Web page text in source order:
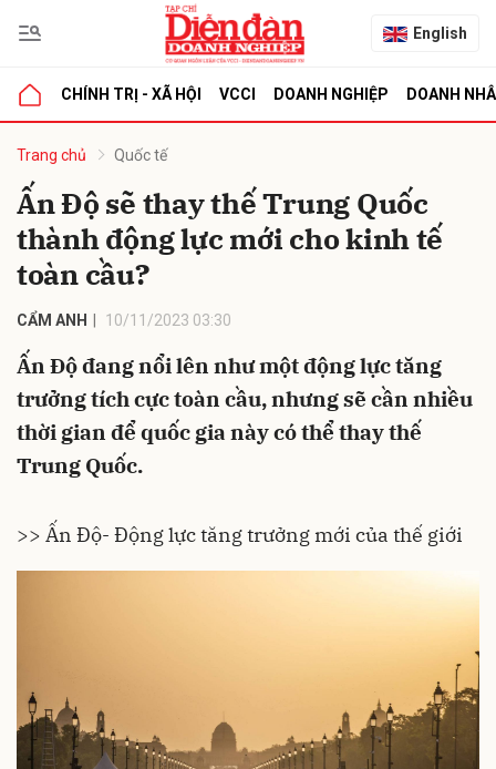
English
CHÍNH TRỊ - XÃ HỘI VCCI DOANH NGHIỆP DOANH
Trang chủ Quốc tế
Ấn Độ sẽ thay thế Trung Quốc
thành động lực mới cho kinh tế
toàn cầu?
CẨM ANH 10/11/2023 03:30
Ấn Độ đang nổi lên như một động lực tăng
trưởng tích cực toàn cầu, nhưng sẽ cần nhiều
thời gian để quốc gia này có thể thay thế
Trung Quốc.
>> Ấn Độ- Động lực tăng trưởng mới của thế giới
luận
Hủy